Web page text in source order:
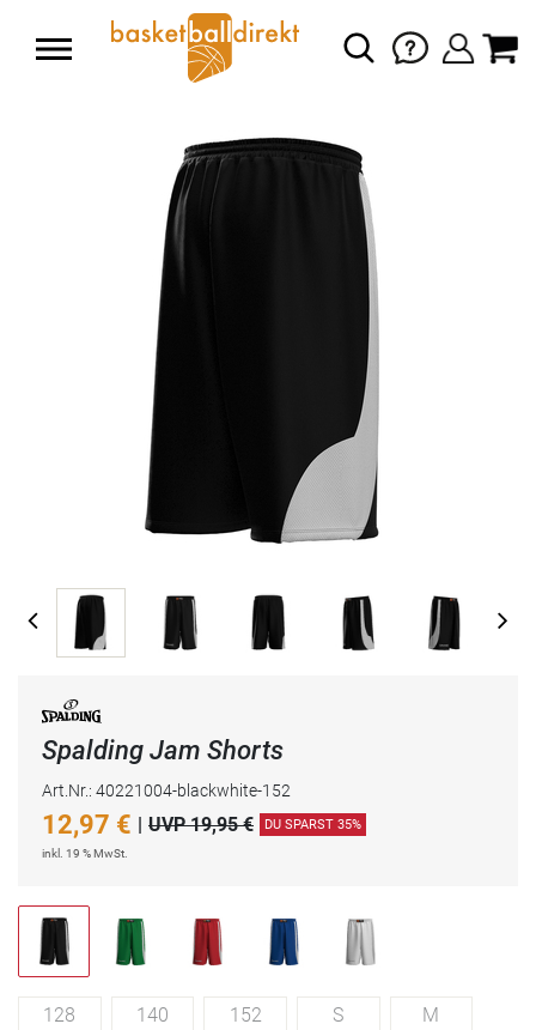
Spalding Jam Shorts
Art.Nr.: 40221004-blackwhite-152
12,97 € | UVP 19,95 € DU SPARST 35%
inkl. 19 % MwSt.
128 140 152 S M